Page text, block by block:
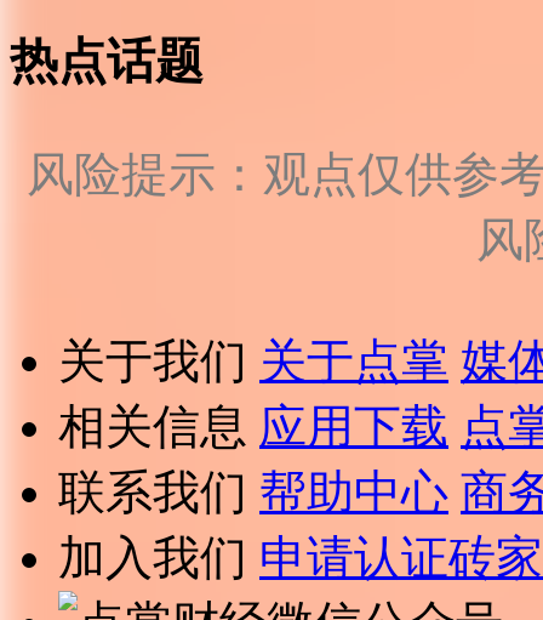
热点话题
风险提示：观点仅供参
风
关于我们 关于点掌 媒
相关信息 应用下载 点
联系我们 帮助中心 商
加入我们 申请认证砖家